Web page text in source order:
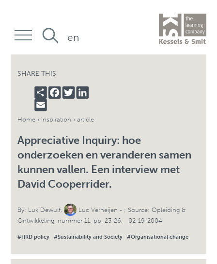
SHARE THIS
SHAREFACEBOOK
TWITTERLINKEDIN
Home › Inspiration › article
Appreciative Inquiry: hoe
onderzoeken en veranderen samen
kunnen vallen. Een interview met
David Cooperrider.
By: Luk Dewulf, Luc Verheijen - ; Source: Opleiding &
Ontwikkeling, nummer 11. pp. 23-26. 02-19-2004
#HRD policy #Sustainability and Society #Organisational change
en